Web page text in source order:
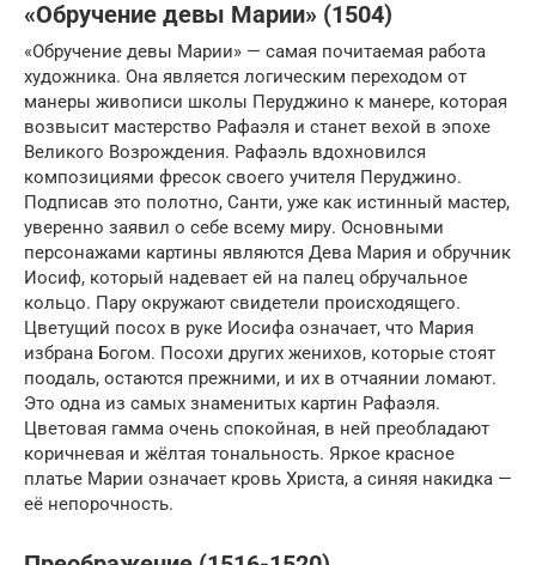
«Обручение девы Марии» (1504)
«Обручение девы Марии» — самая почитаемая работа
художника. Она является логическим переходом от
манеры живописи школы Перуджино к манере, которая
возвысит мастерство Рафаэля и станет вехой в эпохе
Великого Возрождения. Рафаэль вдохновился
композициями фресок своего учителя Перуджино.
Подписав это полотно, Санти, уже как истинный мастер,
уверенно заявил о себе всему миру. Основными
персонажами картины являются Дева Мария и обручник
Иосиф, который надевает ей на палец обручальное
кольцо. Пару окружают свидетели происходящего.
Цветущий посох в руке Иосифа означает, что Мария
избрана Богом. Посохи других женихов, которые стоят
поодаль, остаются прежними, и их в отчаянии ломают.
Это одна из самых знаменитых картин Рафаэля.
Цветовая гамма очень спокойная, в ней преобладают
коричневая и жёлтая тональность. Яркое красное
платье Марии означает кровь Христа, а синяя накидка —
её непорочность.